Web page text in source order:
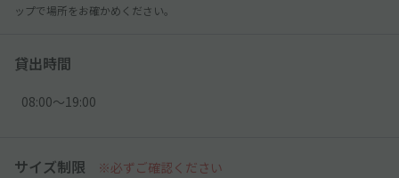
ップで場所をお確かめください。
貸出時間
08:00〜19:00
サイズ制限 ※必ずご確認ください